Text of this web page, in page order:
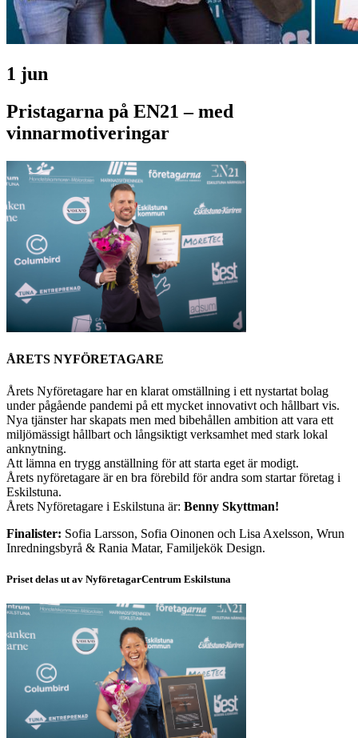
1 jun
Pristagarna på EN21 – med
vinnarmotiveringar
ÅRETS NYFÖRETAGARE
Årets Nyföretagare har en klarat omställning i ett nystartat bolag
under pågående pandemi på ett mycket innovativt och hållbart vis.
Nya tjänster har skapats men med bibehållen ambition att vara ett
miljömässigt hållbart och långsiktigt verksamhet med stark lokal
anknytning.
Att lämna en trygg anställning för att starta eget är modigt.
Årets nyföretagare är en bra förebild för andra som startar företag i
Eskilstuna.
Årets Nyföretagare i Eskilstuna är: Benny Skyttman!
Finalister: Sofia Larsson, Sofia Oinonen och Lisa Axelsson, Wrun
Inredningsbyrå & Rania Matar, Familjekök Design.
Priset delas ut av NyföretagarCentrum Eskilstuna